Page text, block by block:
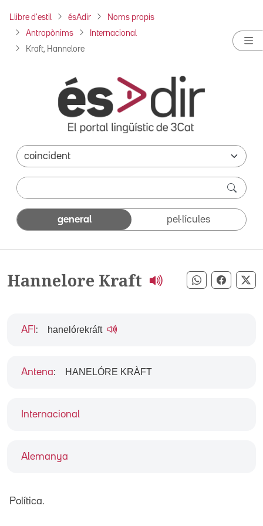
Llibre d'estil ésAdir Noms propis
Antropònims Internacional
Kraft, Hannelore
general pel·lícules
Hannelore Kraft Compartir
Internacional
Alemanya
AFI : hanelóɾekɾáft
Antena: HANELÓRE KRÀFT
Política.